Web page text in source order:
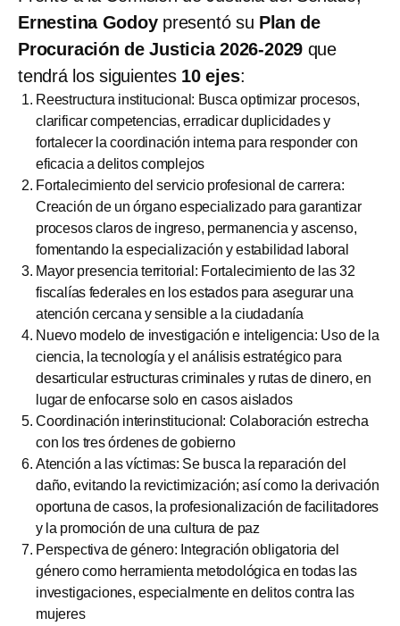
Ernestina Godoypresentó su Plan de
Procuración de Justicia 2026-2029 que
tendrá los siguientes 10 ejes:
Reestructura institucional: Busca optimizar procesos,
clarificar competencias, erradicar duplicidades y
fortalecer la coordinación interna para responder con
eficacia a delitos complejos
Fortalecimiento del servicio profesional de carrera:
Creación de un órgano especializado para garantizar
procesos claros de ingreso, permanencia y ascenso,
fomentando la especialización y estabilidad laboral
Mayor presencia territorial: Fortalecimiento de las 32
fiscalías federales en los estados para asegurar una
atención cercana y sensible a la ciudadanía
Nuevo modelo de investigación e inteligencia: Uso de la
ciencia, la tecnología y el análisis estratégico para
desarticular estructuras criminales y rutas de dinero, en
lugar de enfocarse solo en casos aislados
Coordinación interinstitucional: Colaboración estrecha
con los tres órdenes de gobierno
Atención a las víctimas: Se busca la reparación del
daño, evitando la revictimización; así como la derivación
oportuna de casos, la profesionalización de facilitadores
y la promoción de una cultura de paz
Perspectiva de género: Integración obligatoria del
género como herramienta metodológica en todas las
investigaciones, especialmente en delitos contra las
mujeres